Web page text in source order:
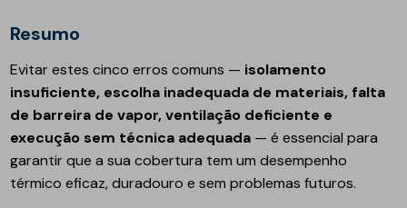
Resumo
Evitar estes cinco erros comuns — isolamento
insuficiente, escolha inadequada de materiais, falta
de barreira de vapor, ventilação deficiente e
execução sem técnica adequada — é essencial para
garantir que a sua cobertura tem um desempenho
térmico eficaz, duradouro e sem problemas futuros.